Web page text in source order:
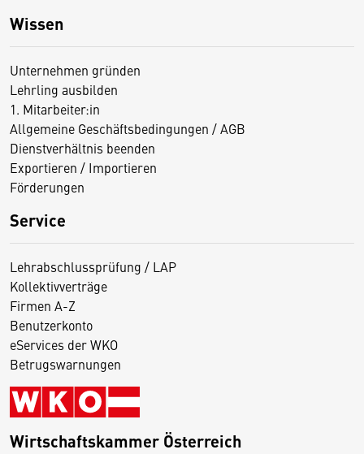
Wissen
Unternehmen gründen
Lehrling ausbilden
1. Mitarbeiter:in
Allgemeine Geschäftsbedingungen / AGB
Dienstverhältnis beenden
Exportieren / Importieren
Förderungen
Service
Lehrabschlussprüfung / LAP
Kollektivverträge
Firmen A-Z
Benutzerkonto
eServices der WKO
Betrugswarnungen
Wirtschaftskammer Österreich